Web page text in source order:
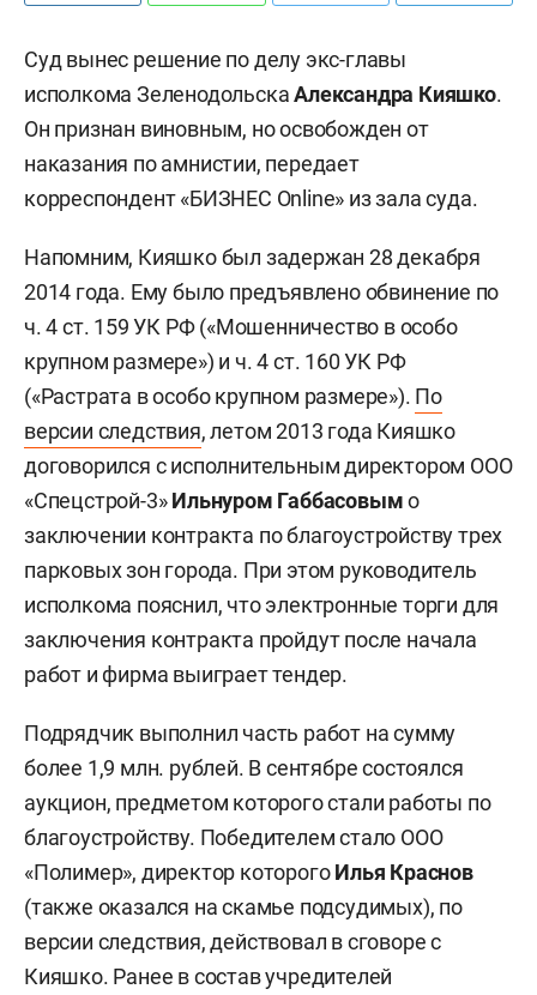
Суд вынес решение по делу экс-главы
исполкома ЗеленодольскаАлександра Кияшко.
Он признан виновным, но освобожден от
наказания по амнистии, передает
корреспондент «БИЗНЕС Online» из зала суда.
Напомним, Кияшко был задержан 28 декабря
2014 года. Ему было предъявлено обвинение по
ч. 4 ст. 159 УК РФ («Мошенничество в особо
крупном размере») и ч. 4 ст. 160 УК РФ
(«Растрата в особо крупном размере»). По
версии следствия, летом 2013 года Кияшко
договорился с исполнительным директором ООО
«Спецстрой-3»Ильнуром Габбасовымо
заключении контракта по благоустройству трех
парковых зон города. При этом руководитель
исполкома пояснил, что электронные торги для
заключения контракта пройдут после начала
работ и фирма выиграет тендер.
Подрядчик выполнил часть работ на сумму
более 1,9 млн. рублей. В сентябре состоялся
аукцион, предметом которого стали работы по
благоустройству. Победителем стало ООО
«Полимер», директор которогоИлья Краснов
(также оказался на скамье подсудимых), по
версии следствия, действовал в сговоре с
Кияшко. Ранее в состав учредителей